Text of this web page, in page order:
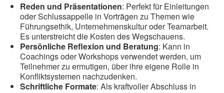
Reden und Präsentationen: Perfekt für Einleitungen
oder Schlussappelle in Vorträgen zu Themen wie
Führungsethik, Unternehmenskultur oder Teamarbeit.
Es unterstreicht die Kosten des Wegschauens.
Persönliche Reflexion und Beratung: Kann in
Coachings oder Workshops verwendet werden, um
Teilnehmer zu ermutigen, über ihre eigene Rolle in
Konfliktsystemen nachzudenken.
Schriftliche Formate: Als kraftvoller Abschluss in